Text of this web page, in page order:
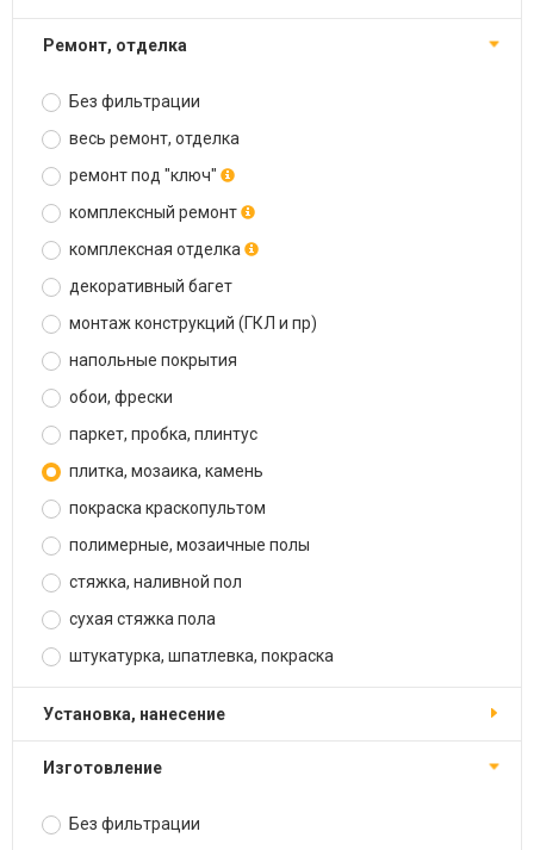
ремонт, отделка
Без фильтрации
весь ремонт, отделка
ремонт под "ключ"
комплексный ремонт
комплексная отделка
декоративный багет
монтаж конструкций (ГКЛ и пр)
напольные покрытия
обои, фрески
паркет, пробка, плинтус
плитка, мозаика, камень
покраска краскопультом
полимерные, мозаичные полы
стяжка, наливной пол
сухая стяжка пола
штукатурка, шпатлевка, покраска
установка, нанесение
изготовление
Без фильтрации